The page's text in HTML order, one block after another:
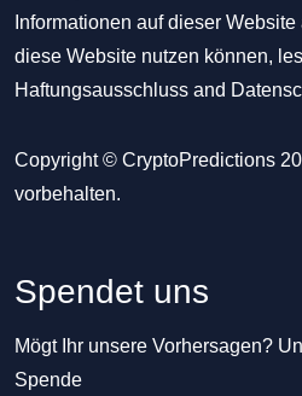
Informationen auf dieser
diese Website nutzen können,
Haftungsausschluss and
Copyright © CryptoPredictions
vorbehalten.
Spendet uns
Mögt Ihr unsere Vorhersagen?
Spende